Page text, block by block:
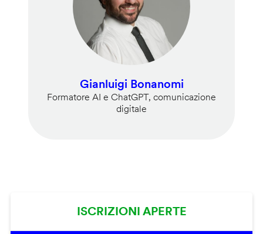
Gianluigi Bonanomi
Formatore AI e ChatGPT, comunicazione
digitale
ISCRIZIONI APERTE